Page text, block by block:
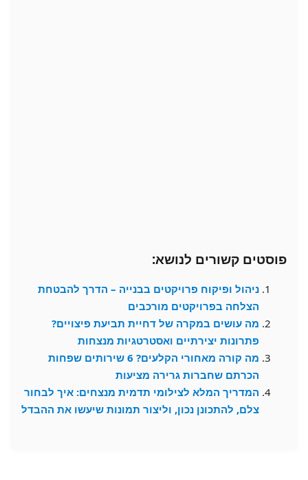
פוסטים קשורים לנושא:
ניהול ופיקוח פרויקטים בבנייה – הדרך להבטחת
הצלחה בפרויקטים מורכבים
מה עושים במקרה של דחיית תביעת פיצויים?
פתרונות יצירתיים ואסטרטגיות מנצחות
מה קורה מאחורי הקלעים? 6 שירותים שפחות
הכרתם שחברות גרירה מציעות
המדריך המלא לצילומי תדמית מנצחים: איך לבחור
צלם, להתכונן נכון, וליצור תמונות שיעשו את ההבדל